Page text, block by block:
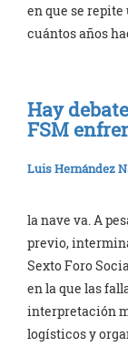
en que se repite
cuántos años
Hay
FSM
Luis Hernández
la nave va. A
previo,
Sexto Foro
en la que las
interpretación
logísticos y